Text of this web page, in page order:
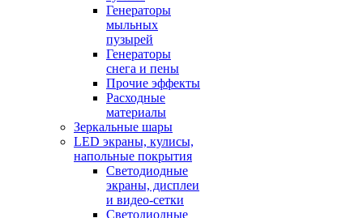
Генераторы
мыльных
пузырей
Генераторы
снега и пены
Прочие эффекты
Расходные
материалы
Зеркальные шары
LED экраны, кулисы,
напольные покрытия
Светодиодные
экраны, дисплеи
и видео-сетки
Светодиодные